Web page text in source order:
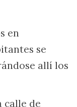
en
se
allí los
calle de